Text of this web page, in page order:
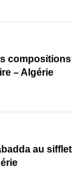
compositions
– Algérie
au sifflet